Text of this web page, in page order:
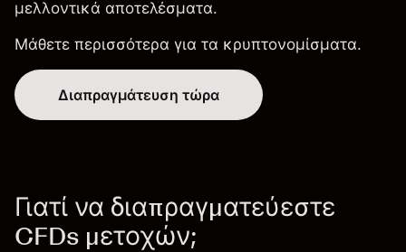
μελλοντικά αποτελέσματα.
Μάθετε περισσότερα για τα κρυπτονομίσματα.
Διαπραγμάτευση τώρα
Γιατί να διαπραγματεύεστε
CFDs μετοχών;